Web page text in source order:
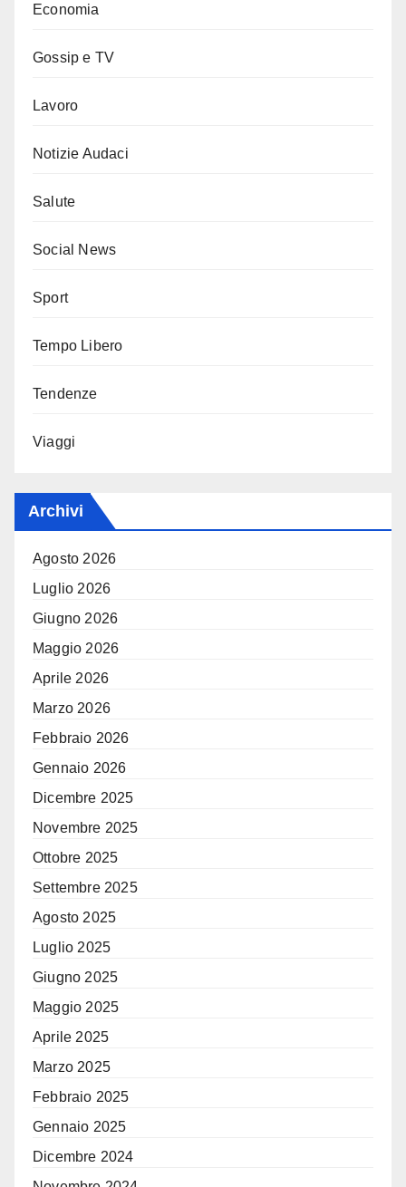
Economia
Gossip e TV
Lavoro
Notizie Audaci
Salute
Social News
Sport
Tempo Libero
Tendenze
Viaggi
Archivi
Agosto 2026
Luglio 2026
Giugno 2026
Maggio 2026
Aprile 2026
Marzo 2026
Febbraio 2026
Gennaio 2026
Dicembre 2025
Novembre 2025
Ottobre 2025
Settembre 2025
Agosto 2025
Luglio 2025
Giugno 2025
Maggio 2025
Aprile 2025
Marzo 2025
Febbraio 2025
Gennaio 2025
Dicembre 2024